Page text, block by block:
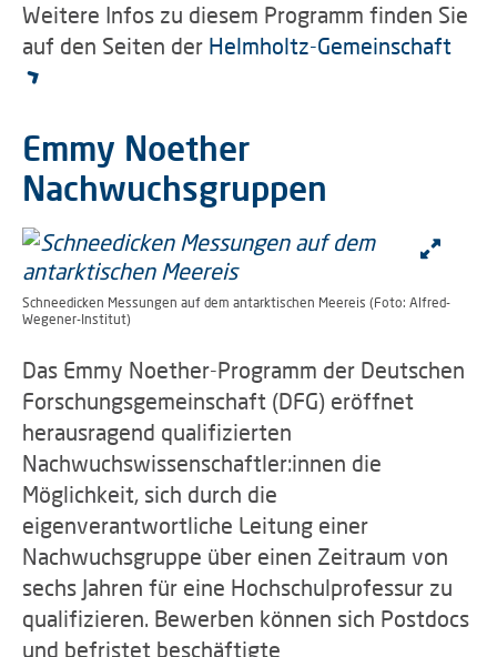
Weitere Infos zu diesem Programm finden Sie
auf den Seiten der Helmholtz-Gemeinschaft
Emmy Noether
Nachwuchsgruppen
Schneedicken Messungen auf dem antarktischen Meereis (Foto: Alfred-
Wegener-Institut)
Das Emmy Noether-Programm der Deutschen
Forschungsgemeinschaft (DFG) eröffnet
herausragend qualifizierten
Nachwuchswissenschaftler:innen die
Möglichkeit, sich durch die
eigenverantwortliche Leitung einer
Nachwuchsgruppe über einen Zeitraum von
sechs Jahren für eine Hochschulprofessur zu
qualifizieren. Bewerben können sich Postdocs
und befristet beschäftigte